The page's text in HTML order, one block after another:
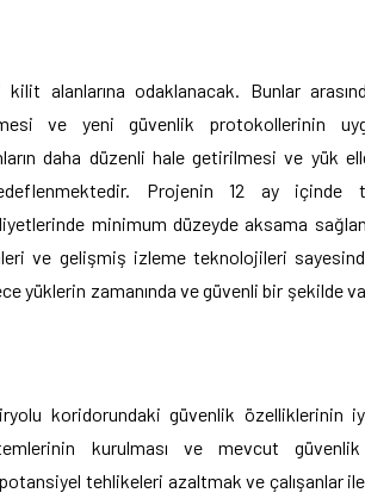
alanlarına odaklanacak. Bunlar
ve yeni güvenlik protokollerinin
daha düzenli hale getirilmesi ve yük
Projenin 12 ay içinde
minimum düzeyde aksama
ve gelişmiş izleme teknolojileri
yüklerin zamanında ve güvenli bir şekilde
koridorundaki güvenlik özelliklerinin
kurulması ve mevcut güvenlik
tehlikeleri azaltmak ve çalışanlar